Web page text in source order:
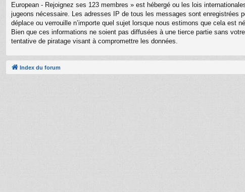
European - Rejoignez ses 123 membres » est hébergé ou les lois
jugeons nécessaire. Les adresses IP de tous les messages sont enregistrées
déplace ou verrouille n’importe quel sujet lorsque nous estimons que cela
Bien que ces informations ne soient pas diffusées à une tierce partie sans
tentative de piratage visant à compromettre les données.
Index du forum